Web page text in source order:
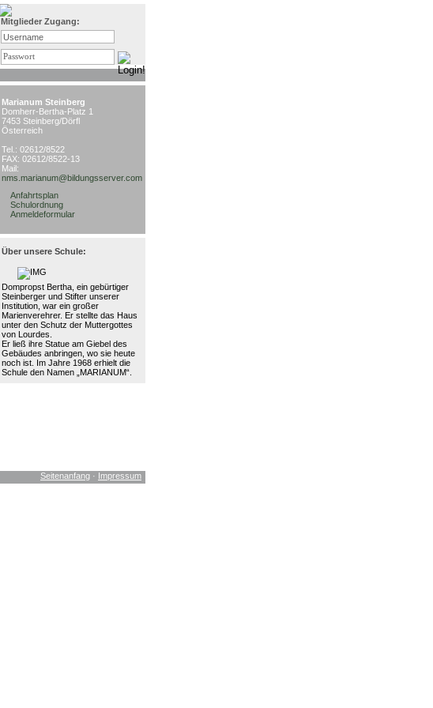
Mitglieder Zugang:
Marianum Steinberg
Domherr-Bertha-Platz 1
7453 Steinberg/Dörfl
Österreich
Tel.: 02612/8522
FAX: 02612/8522-13
Mail:
nms.marianum@bildungsserver.com
Anfahrtsplan
Schulordnung
Anmeldeformular
Über unsere Schule:
Dompropst Bertha, ein gebürtiger
Steinberger und Stifter unserer
Institution, war ein großer
Marienverehrer. Er stellte das Haus
unter den Schutz der Muttergottes
von Lourdes.
Er ließ ihre Statue am Giebel des
Gebäudes anbringen, wo sie heute
noch ist. Im Jahre 1968 erhielt die
Schule den Namen „MARIANUM“.
Seitenanfang · Impressum